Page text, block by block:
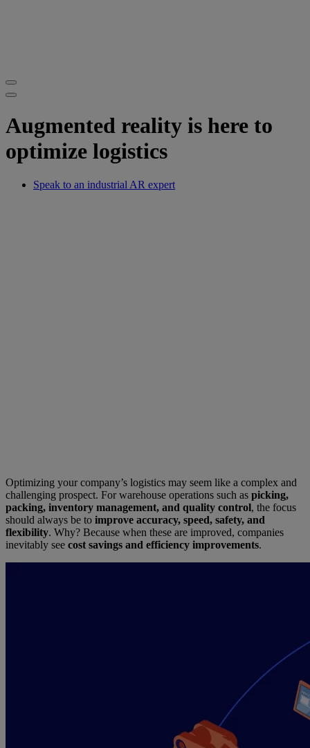
Augmented reality is here to
optimize logistics
Speak to an industrial AR expert
Optimizing your company’s logistics may seem like a complex and
challenging prospect. For warehouse operations such as picking,
packing, inventory management, and quality control, the focus
should always be to improve accuracy, speed, safety, and
flexibility. Why? Because when these are improved, companies
inevitably see cost savings and efficiency improvements.